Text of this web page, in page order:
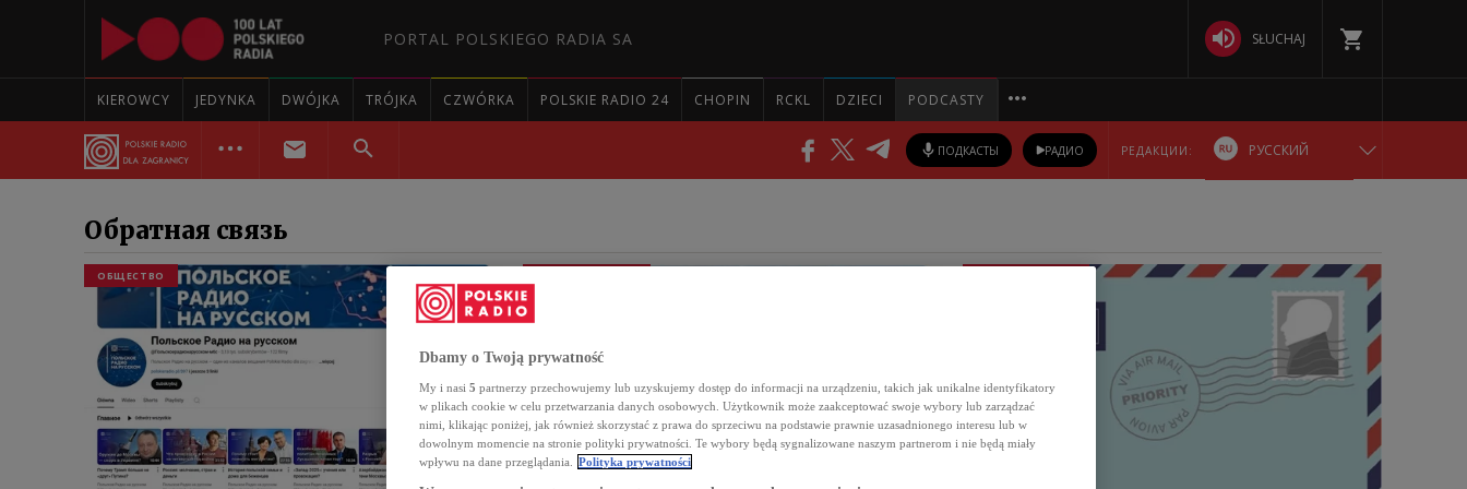
PORTAL POLSKIEGO RADIA SA SŁUCHAJ
KIEROWCY JEDYNKA DWÓJKA TRÓJKA CZWÓRKA POLSKIE RADIO 24 CHOPIN RCKL DZIECI PODCASTY
ПОДКАСТЫ РАДИО РЕДАКЦИИ: РУССКИЙ
DEUTSCH
БЕЛАРУСКАЯ
Обратная связь
ОБЩЕСТВО
Dbamy o Twoją prywatność
My i nasi 5 partnerzy przechowujemy lub uzyskujemy dostęp do informacji na urządzeniu, takich jak unikalne identyfikatory
w plikach cookie w celu przetwarzania danych osobowych. Użytkownik może zaakceptować swoje wybory lub zarządzać
nimi, klikając poniżej, jak również skorzystać z prawa do sprzeciwu na podstawie prawnie uzasadnionego interesu lub w
dowolnym momencie na stronie polityki prywatności. Te wybory będą sygnalizowane naszym partnerom i nie będą miały
wpływu na dane przeglądania.
Polityka prywatności